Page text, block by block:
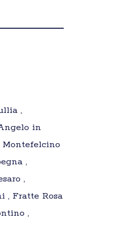
,
in
Montefelcino
,
,
, Fratte Rosa
,